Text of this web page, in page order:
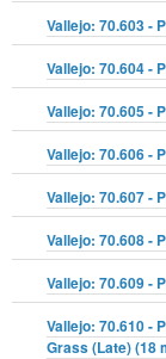
Vallejo: 70.603 -
Vallejo: 70.604 -
Vallejo: 70.605 -
Vallejo: 70.606 -
Vallejo: 70.607 -
Vallejo: 70.608 -
Vallejo: 70.609 -
Vallejo: 70.610 -
Grass (Late) (18